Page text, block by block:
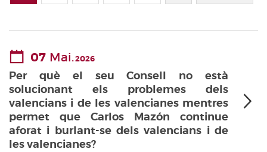
07 Mai.2026
Per què el seu Consell no està
solucionant els problemes dels
valencians i de les valencianes mentres
permet que Carlos Mazón continue
aforat i burlant-se dels valencians i de
les valencianes?